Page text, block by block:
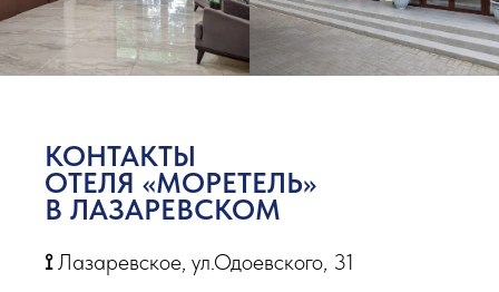
КОНТАКТЫ
ОТЕЛЯ «МОРЕТЕЛЬ»
В ЛАЗАРЕВСКОМ
⟟Лазаревское, ул.Одоевского, 31